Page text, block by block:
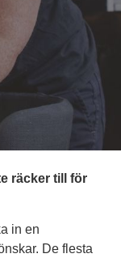
räcker till för
in en
De flesta